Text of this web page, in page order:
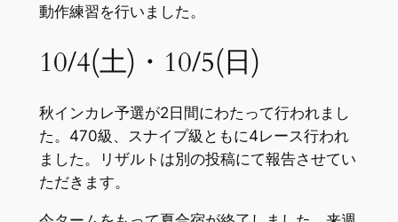
動作練習を行いました。
10/4(土)・10/5(日)
秋インカレ予選が2日間にわたって行われまし
た。470級、スナイプ級ともに4レース行われ
ました。リザルトは別の投稿にて報告させてい
ただきます。